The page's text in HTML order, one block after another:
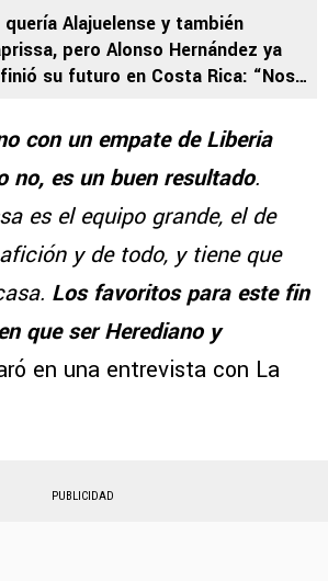
quería Alajuelense y también
pero Alonso Hernández ya
su futuro en Costa Rica: “Nos
con un empate de Liberia
no, es un buen resultado.
es el equipo grande, el de
y de todo, y tiene que
Los favoritos para este fin
que ser Herediano y
en una entrevista con La
PUBLICIDAD